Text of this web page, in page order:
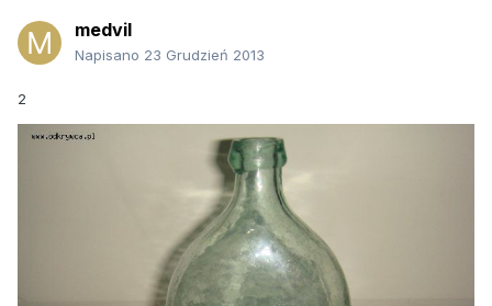
medvil
Napisano 23 Grudzień 2013
2